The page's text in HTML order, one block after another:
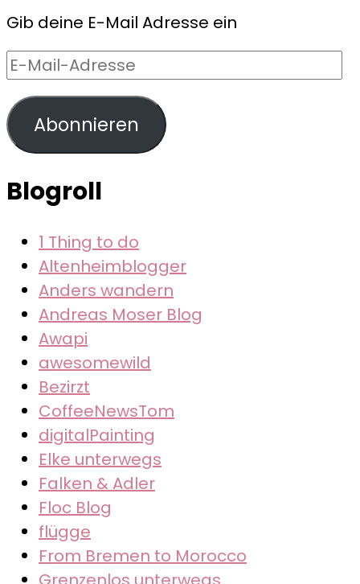
Gib deine E-Mail Adresse ein
E-
Mail-
Adresse
Abonnieren
Blogroll
1 Thing to do
Altenheimblogger
Anders wandern
Andreas Moser Blog
Awapi
awesomewild
Bezirzt
CoffeeNewsTom
digitalPainting
Elke unterwegs
Falken & Adler
Floc Blog
flügge
From Bremen to Morocco